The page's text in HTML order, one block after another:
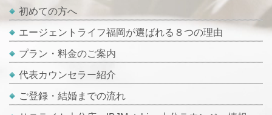
初めての方へ
エージェントライフ福岡が選ばれる８つの理由
プラン・料金のご案内
代表カウンセラー紹介
ご登録・結婚までの流れ